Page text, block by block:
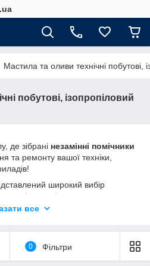
Мастила та оливи технічні побутові,
побутові, ізопропіловий
де зібрані незамінні помічники
та ремонту вашої техніки,
широкий вибір
технічних рідин
як для професійного
надійну роботувузлів
корозії та
деталі від
все
0 Фільтри